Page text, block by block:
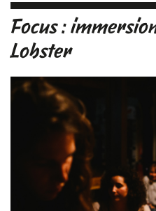
Focus :
Lobster